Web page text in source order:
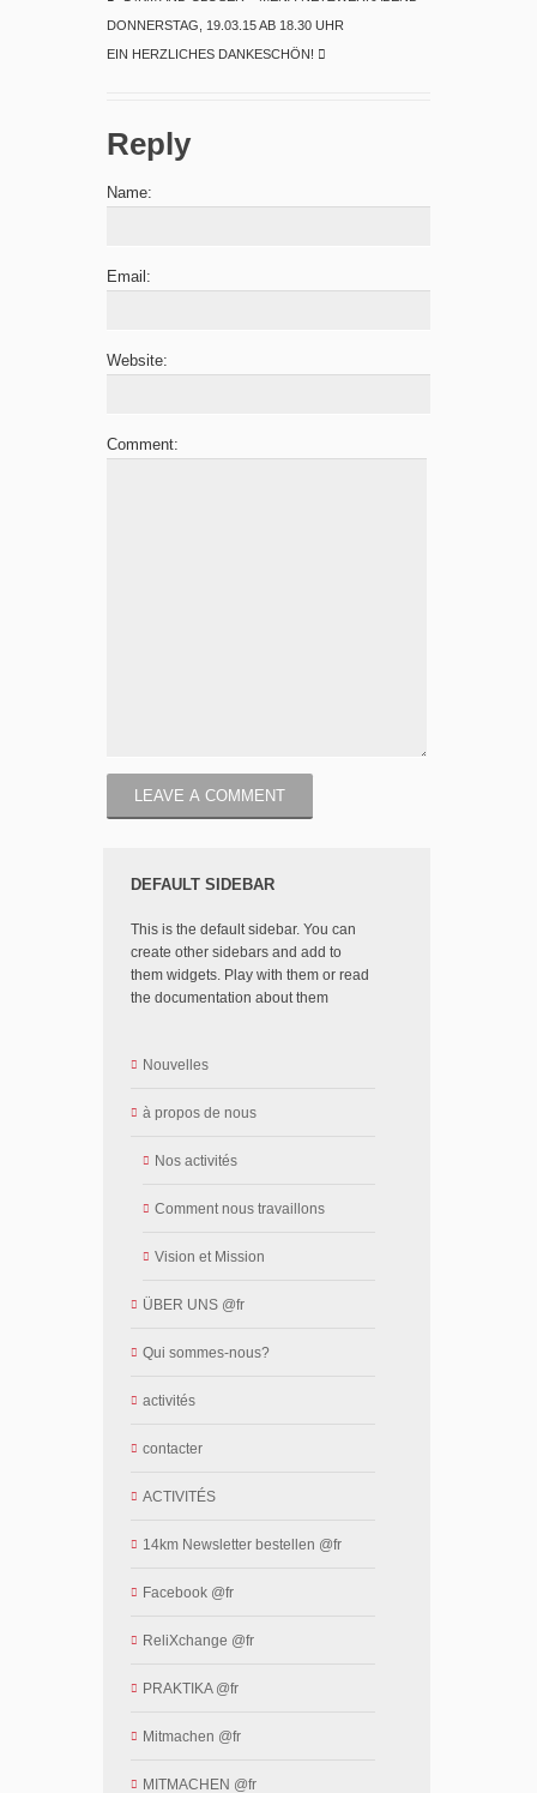
DONNERSTAG, 19.03.15 AB 18.30 UHR
EIN HERZLICHES DANKESCHÖN!
Reply
Name:
Email:
Website:
Comment:
DEFAULT SIDEBAR
This is the default sidebar. You can
create other sidebars and add to
them widgets. Play with them or read
the documentation about them
Nouvelles
à propos de nous
Nos activités
Comment nous travaillons
Vision et Mission
ÜBER UNS @fr
Qui sommes-nous?
activités
contacter
ACTIVITÉS
14km Newsletter bestellen @fr
Facebook @fr
ReliXchange @fr
PRAKTIKA @fr
Mitmachen @fr
MITMACHEN @fr